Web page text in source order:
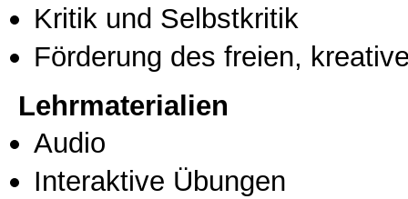
Kritik und Selbstkritik
Förderung des freien,
Lehrmaterialien
Audio
Interaktive Übungen